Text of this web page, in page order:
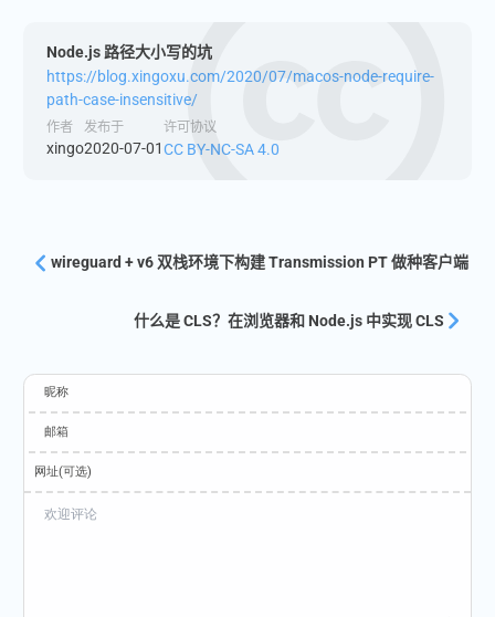
Node.js 路径大小写的坑
https://blog.xingoxu.com/2020/07/macos-node-require-
path-case-insensitive/
作者
xingo
发布于
2020-07-01
许可协议
CC BY-NC-SA 4.0
wireguard + v6 双栈环境下构建 Transmission PT 做种客户端
什么是 CLS？在浏览器和 Node.js 中实现 CLS
昵称
邮箱
网址(可选)